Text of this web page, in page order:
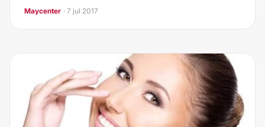
Maycenter · 7 jul 2017